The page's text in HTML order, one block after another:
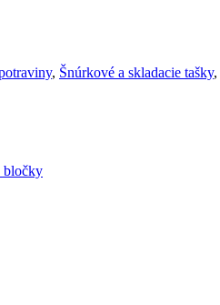
, Šnúrkové a skladacie tašky,
bločky